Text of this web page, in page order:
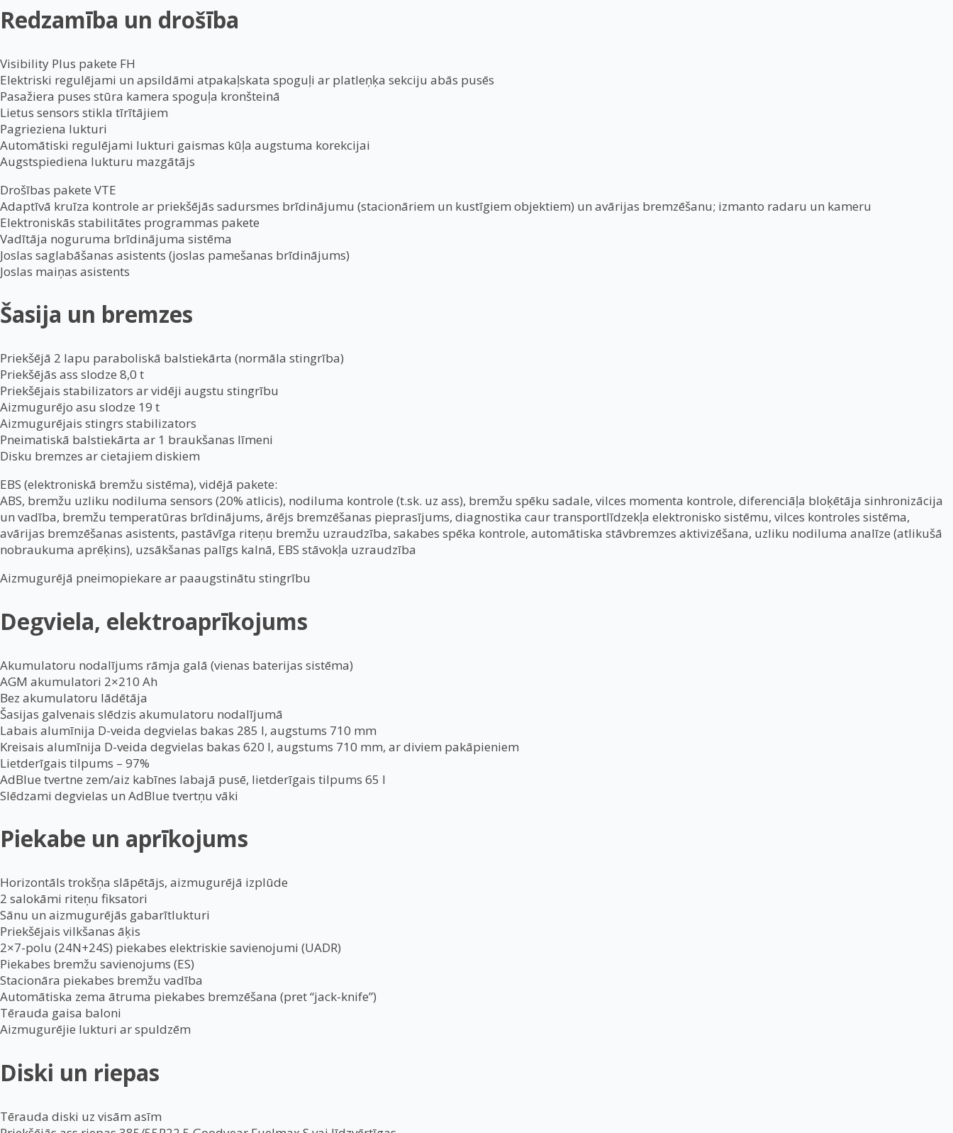
Redzamība un drošība
Visibility Plus pakete FH
Elektriski regulējami un apsildāmi atpakaļskata spoguļi ar platleņķa sekciju abās pusēs
Pasažiera puses stūra kamera spoguļa kronšteinā
Lietus sensors stikla tīrītājiem
Pagrieziena lukturi
Automātiski regulējami lukturi gaismas kūļa augstuma korekcijai
Augstspiediena lukturu mazgātājs
Drošības pakete VTE
Adaptīvā kruīza kontrole ar priekšējās sadursmes brīdinājumu (stacionāriem un kustīgiem objektiem) un avārijas bremzēšanu; izmanto radaru un kameru
Elektroniskās stabilitātes programmas pakete
Vadītāja noguruma brīdinājuma sistēma
Joslas saglabāšanas asistents (joslas pamešanas brīdinājums)
Joslas maiņas asistents
Šasija un bremzes
Priekšējā 2 lapu paraboliskā balstiekārta (normāla stingrība)
Priekšējās ass slodze 8,0 t
Priekšējais stabilizators ar vidēji augstu stingrību
Aizmugurējo asu slodze 19 t
Aizmugurējais stingrs stabilizators
Pneimatiskā balstiekārta ar 1 braukšanas līmeni
Disku bremzes ar cietajiem diskiem
EBS (elektroniskā bremžu sistēma), vidējā pakete:
ABS, bremžu uzliku nodiluma sensors (20% atlicis), nodiluma kontrole (t.sk. uz ass), bremžu spēku sadale, vilces momenta kontrole, diferenciāļa bloķētāja sinhronizācija
un vadība, bremžu temperatūras brīdinājums, ārējs bremzēšanas pieprasījums, diagnostika caur transportlīdzekļa elektronisko sistēmu, vilces kontroles sistēma,
avārijas bremzēšanas asistents, pastāvīga riteņu bremžu uzraudzība, sakabes spēka kontrole, automātiska stāvbremzes aktivizēšana, uzliku nodiluma analīze (atlikušā
nobraukuma aprēķins), uzsākšanas palīgs kalnā, EBS stāvokļa uzraudzība
Aizmugurējā pneimopiekare ar paaugstinātu stingrību
Degviela, elektroaprīkojums
Akumulatoru nodalījums rāmja galā (vienas baterijas sistēma)
AGM akumulatori 2×210 Ah
Bez akumulatoru lādētāja
Šasijas galvenais slēdzis akumulatoru nodalījumā
Labais alumīnija D-veida degvielas bakas 285 l, augstums 710 mm
Kreisais alumīnija D-veida degvielas bakas 620 l, augstums 710 mm, ar diviem pakāpieniem
Lietderīgais tilpums – 97%
AdBlue tvertne zem/aiz kabīnes labajā pusē, lietderīgais tilpums 65 l
Slēdzami degvielas un AdBlue tvertņu vāki
Piekabe un aprīkojums
Horizontāls trokšņa slāpētājs, aizmugurējā izplūde
2 salokāmi riteņu fiksatori
Sānu un aizmugurējās gabarītlukturi
Priekšējais vilkšanas āķis
2×7-polu (24N+24S) piekabes elektriskie savienojumi (UADR)
Piekabes bremžu savienojums (ES)
Stacionāra piekabes bremžu vadība
Automātiska zema ātruma piekabes bremzēšana (pret “jack-knife”)
Tērauda gaisa baloni
Aizmugurējie lukturi ar spuldzēm
Diski un riepas
Tērauda diski uz visām asīm